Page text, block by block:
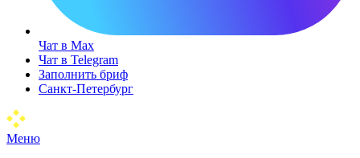
Чат в Max
Чат в Telegram
Заполнить бриф
Санкт-Петербург
Меню